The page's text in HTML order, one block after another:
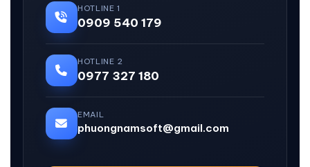
HOTLINE 1
0909 540 179
HOTLINE 2
0977 327 180
EMAIL
phuongnamsoft@gmail.com